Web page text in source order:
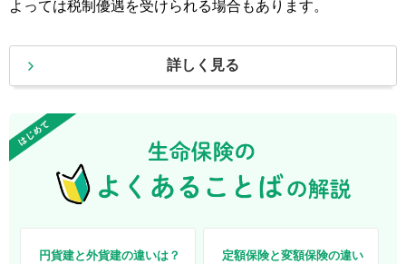
よっては税制優遇を受けられる場合もあります。
詳しく見る
円貨建と外貨建の違いは？
定額保険と変額保険の違い